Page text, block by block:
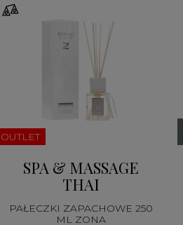
OUTLET
SPA & MASSAGE
THAI
PAŁECZKI ZAPACHOWE 250
ML ZONA